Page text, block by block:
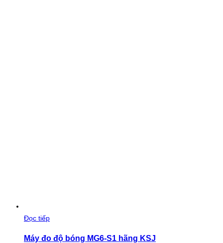
Đọc tiếp
Máy đo độ bóng MG6-S1 hãng KSJ